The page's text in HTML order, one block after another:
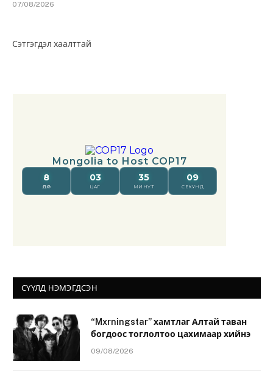
07/08/2026
Сэтгэгдэл хаалттай
СҮҮЛД НЭМЭГДСЭН
“Mxrningstar” хамтлаг Алтай таван
богдоос тоглолтоо цахимаар хийнэ
09/08/2026